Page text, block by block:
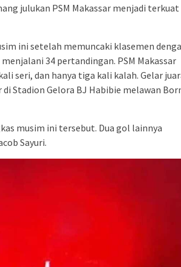
julukan PSM Makassar menjadi terkuat
ini setelah memuncaki klasemen
34 pertandingan. PSM Makassar
seri, dan hanya tiga kali kalah. Gelar
Stadion Gelora BJ Habibie melawan
musim ini tersebut. Dua gol lainnya
Sayuri.